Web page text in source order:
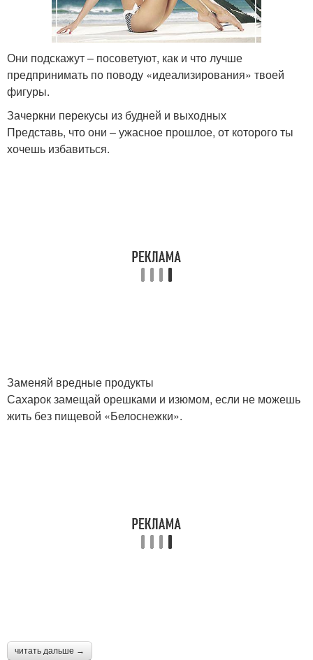
Они подскажут – посоветуют, как и что лучше
предпринимать по поводу «идеализирования» твоей
фигуры.
Зачеркни перекусы из будней и выходных
Представь, что они – ужасное прошлое, от которого ты
хочешь избавиться.
Заменяй вредные продукты
Сахарок замещай орешками и изюмом, если не можешь
жить без пищевой «Белоснежки».
читать дальше →